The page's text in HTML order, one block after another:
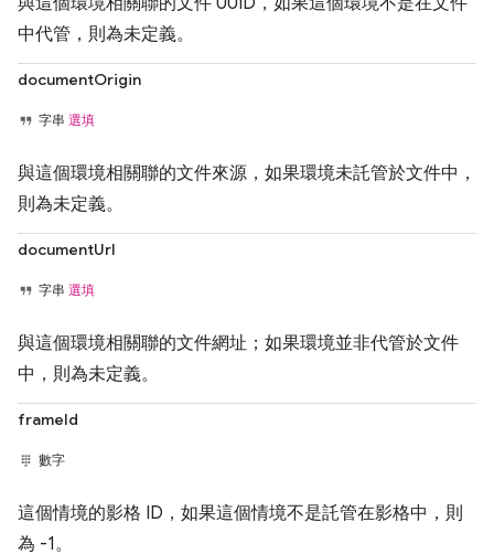
中代管，則為未定義。
documentOrigin
字串 選填
與這個環境相關聯的文件來源，如果環境未託管於文件中，
則為未定義。
documentUrl
字串 選填
與這個環境相關聯的文件網址；如果環境並非代管於文件
中，則為未定義。
frameId
數字
這個情境的影格 ID，如果這個情境不是託管在影格中，則
為 -1。